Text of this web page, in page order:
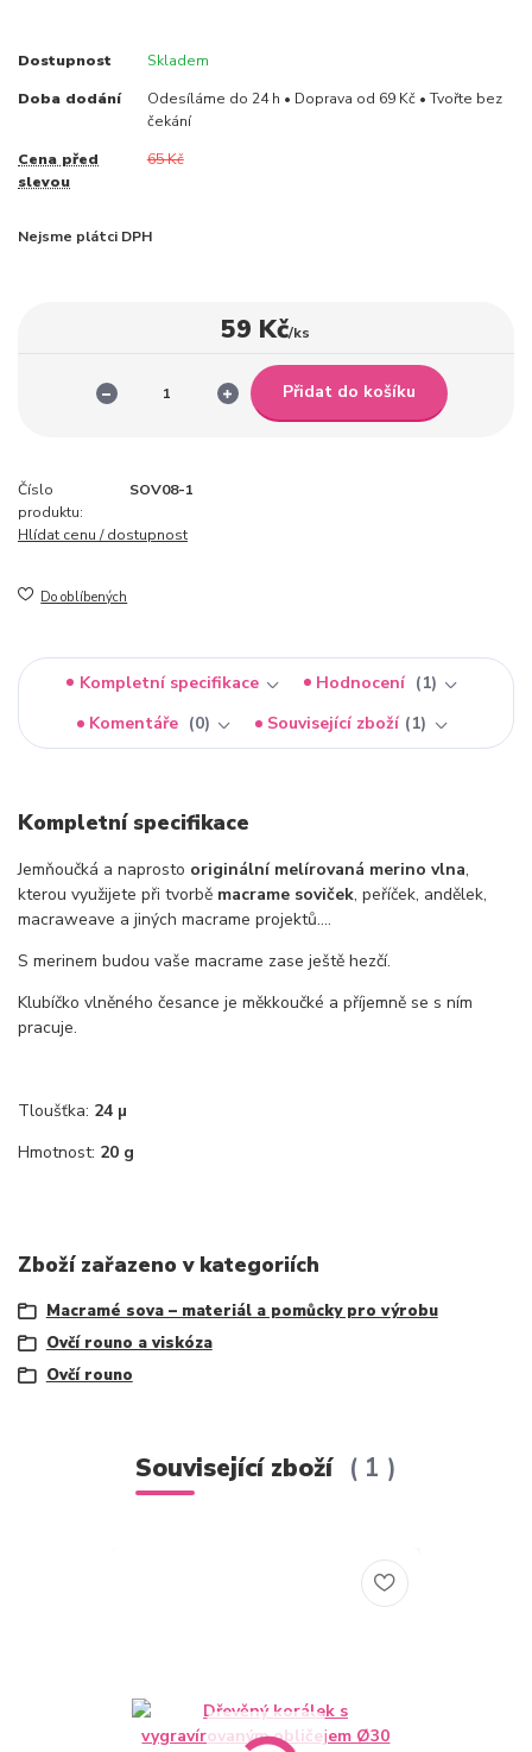
Dostupnost Skladem
Doba dodání
Odesíláme do 24 h • Doprava od 69 Kč • Tvořte bez
čekání
Cena před
slevou
65 Kč
Nejsme plátci DPH
59 Kč/ks
Přidat do košíku
Číslo
produktu:
SOV08-1
Hlídat cenu / dostupnost
Do oblíbených
Kompletní specifikace Hodnocení
1
Komentáře
0 Související zboží 1
Kompletní specifikace
Jemňoučká a naprosto originální melírovaná merino vlna,
kterou využijete při tvorbě macrame soviček, peříček, andělek,
macraweave a jiných macrame projektů....
S merinem budou vaše macrame zase ještě hezčí.
Klubíčko vlněného česance je měkkoučké a příjemně se s ním
pracuje.
Tloušťka: 24 µ
Hmotnost: 20 g
Zboží zařazeno v kategoriích
Macramé sova – materiál a pomůcky pro výrobu
Ovčí rouno a viskóza
Ovčí rouno
Související zboží 1